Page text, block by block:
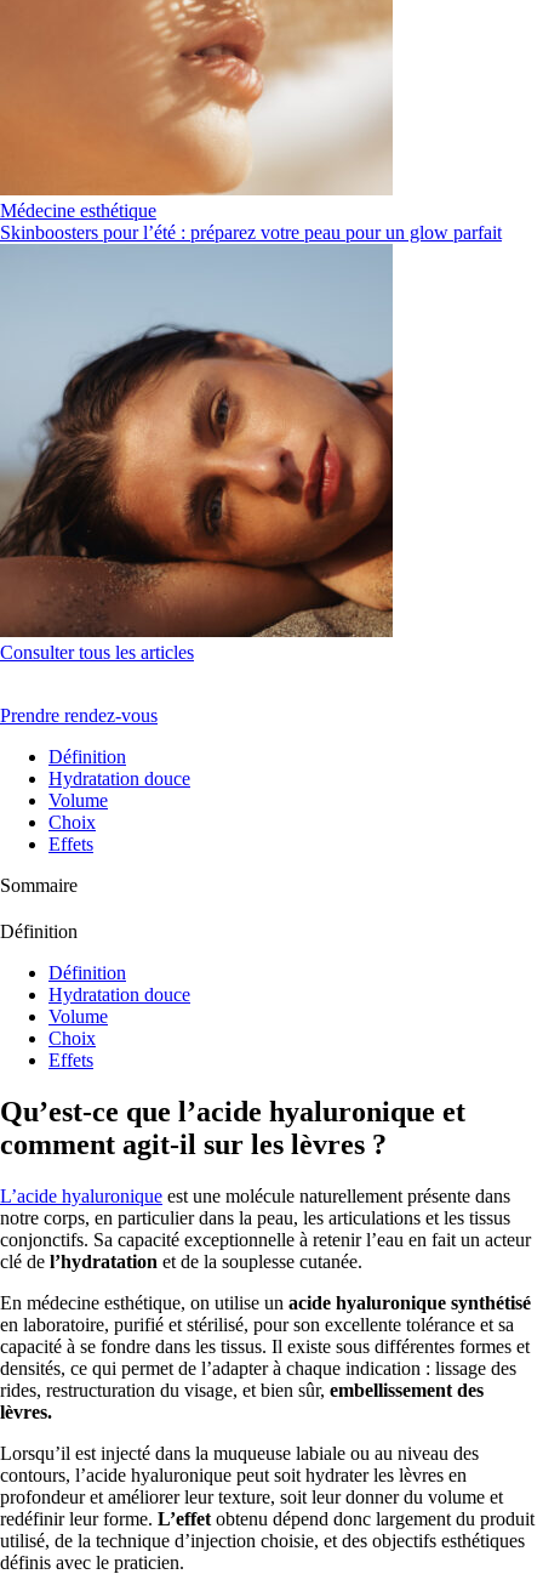
Médecine esthétique
Skinboosters pour l’été : préparez votre peau pour un glow parfait
Consulter tous les articles
Prendre rendez-vous
Définition
Hydratation douce
Volume
Choix
Effets
Sommaire
Définition
Définition
Hydratation douce
Volume
Choix
Effets
Qu’est-ce que l’acide hyaluronique et
comment agit-il sur les lèvres ?
L’acide hyaluronique est une molécule naturellement présente dans
notre corps, en particulier dans la peau, les articulations et les tissus
conjonctifs. Sa capacité exceptionnelle à retenir l’eau en fait un acteur
clé de l’hydratation et de la souplesse cutanée.
En médecine esthétique, on utilise un acide hyaluronique synthétisé
en laboratoire, purifié et stérilisé, pour son excellente tolérance et sa
capacité à se fondre dans les tissus. Il existe sous différentes formes et
densités, ce qui permet de l’adapter à chaque indication : lissage des
rides, restructuration du visage, et bien sûr, embellissement des
lèvres.
Lorsqu’il est injecté dans la muqueuse labiale ou au niveau des
contours, l’acide hyaluronique peut soit hydrater les lèvres en
profondeur et améliorer leur texture, soit leur donner du volume et
redéfinir leur forme. L’effet obtenu dépend donc largement du produit
utilisé, de la technique d’injection choisie, et des objectifs esthétiques
définis avec le praticien.